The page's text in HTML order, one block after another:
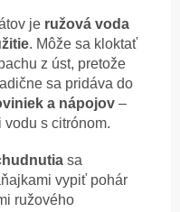
je ružová voda
. Môže sa kloktať
z úst, pretože
sa pridáva do
a nápojov –
s citrónom.
sa
vypiť pohár
ružového